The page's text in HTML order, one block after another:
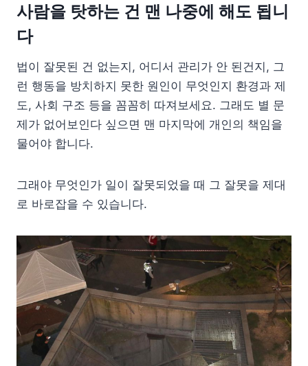
사람을 탓하는 건 맨 나중에 해도 됩니
다
법이 잘못된 건 없는지, 어디서 관리가 안 된건지, 그
런 행동을 방치하지 못한 원인이 무엇인지 환경과 제
도, 사회 구조 등을 꼼꼼히 따져보세요. 그래도 별 문
제가 없어보인다 싶으면 맨 마지막에 개인의 책임을
물어야 합니다.
그래야 무엇인가 일이 잘못되었을 때 그 잘못을 제대
로 바로잡을 수 있습니다.